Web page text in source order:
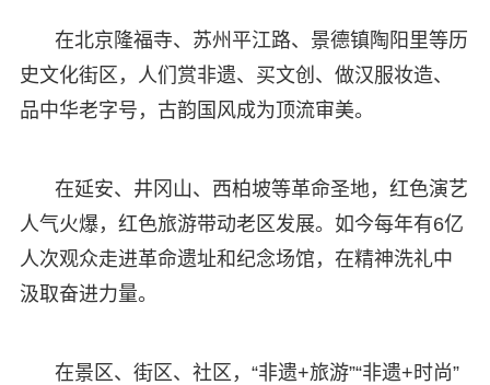
在北京隆福寺、苏州平江路、景德镇陶阳里等历
史文化街区，人们赏非遗、买文创、做汉服妆造、
品中华老字号，古韵国风成为顶流审美。
在延安、井冈山、西柏坡等革命圣地，红色演艺
人气火爆，红色旅游带动老区发展。如今每年有6亿
人次观众走进革命遗址和纪念场馆，在精神洗礼中
汲取奋进力量。
在景区、街区、社区，“非遗+旅游”“非遗+时尚”